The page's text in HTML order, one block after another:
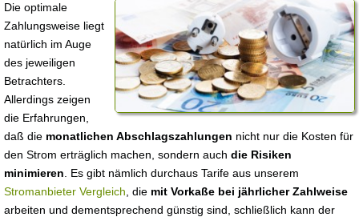
Die optimale
Zahlungsweise liegt
natürlich im Auge
des jeweiligen
Betrachters.
Allerdings zeigen
die Erfahrungen,
daß die monatlichen Abschlagszahlungen nicht nur die Kosten für
den Strom erträglich machen, sondern auch die Risiken
minimieren . Es gibt nämlich durchaus Tarife aus unserem
Stromanbieter Vergleich , die mit Vorkaße bei jährlicher Zahlweise
arbeiten und dementsprechend günstig sind, schließlich kann der